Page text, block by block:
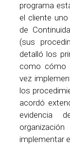
programa
el cliente
de
(sus
detalló los
como cómo
vez
los
acordó
evidencia
implementar